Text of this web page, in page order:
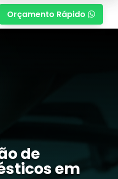
Orçamento Rápido 
de
em